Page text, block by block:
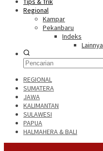
Regional
Kampar
Pekanbaru
Indeks
Lainnya
REGIONAL
SUMATERA
JAWA
KALIMANTAN
SULAWESI
PAPUA
HALMAHERA & BALI